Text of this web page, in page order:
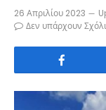
26 Απριλίου 2023
Δεν υπάρχουν